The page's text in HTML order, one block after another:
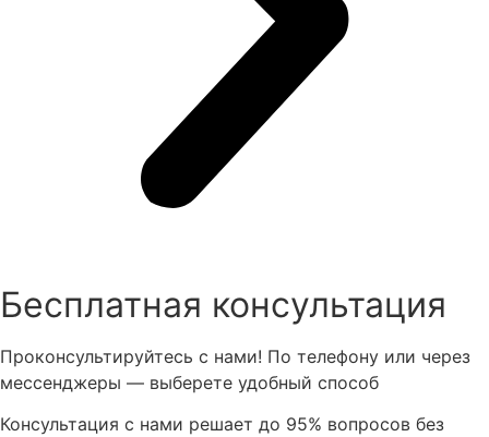
Бесплатная консультация
Проконсультируйтесь с нами! По телефону или через
мессенджеры — выберете удобный способ
Консультация с нами решает до 95% вопросов без